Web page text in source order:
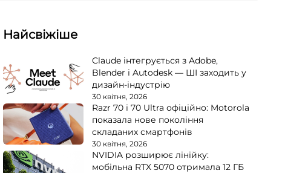
Найсвіжіше
Claude інтегрується з Adobe,
Blender і Autodesk — ШІ заходить у
дизайн-індустрію
30 квітня, 2026
Razr 70 і 70 Ultra офіційно: Motorola
показала нове покоління
складаних смартфонів
30 квітня, 2026
NVIDIA розширює лінійку:
мобільна RTX 5070 отримала 12 ГБ